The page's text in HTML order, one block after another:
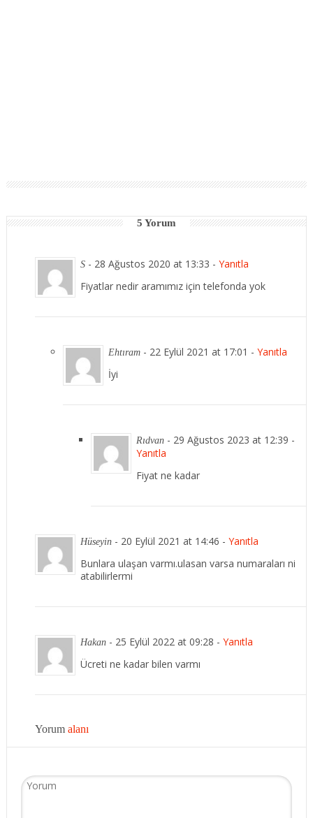
5 Yorum
S- 28 Ağustos 2020 at 13:33 - Yanıtla
Fiyatlar nedir aramımız için telefonda yok
Ehtıram- 22 Eylül 2021 at 17:01 - Yanıtla
İyi
Rıdvan- 29 Ağustos 2023 at 12:39 -
Yanıtla
Fiyat ne kadar
Hüseyin- 20 Eylül 2021 at 14:46 - Yanıtla
Bunlara ulaşan varmı.ulasan varsa numaraları ni
atabilirlermi
Hakan- 25 Eylül 2022 at 09:28 - Yanıtla
Ücreti ne kadar bilen varmı
Yorum alanı